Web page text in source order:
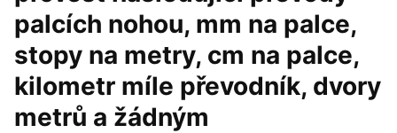
palcích nohou, mm na palce,
stopy na metry, cm na palce,
kilometr míle převodník, dvory
metrů a žádným